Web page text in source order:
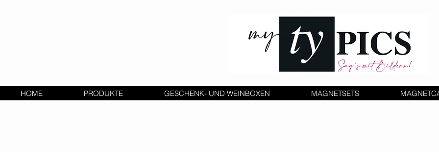
HOME PRODUKTE GESCHENK- UND WEINBOXEN MAGNETSETS